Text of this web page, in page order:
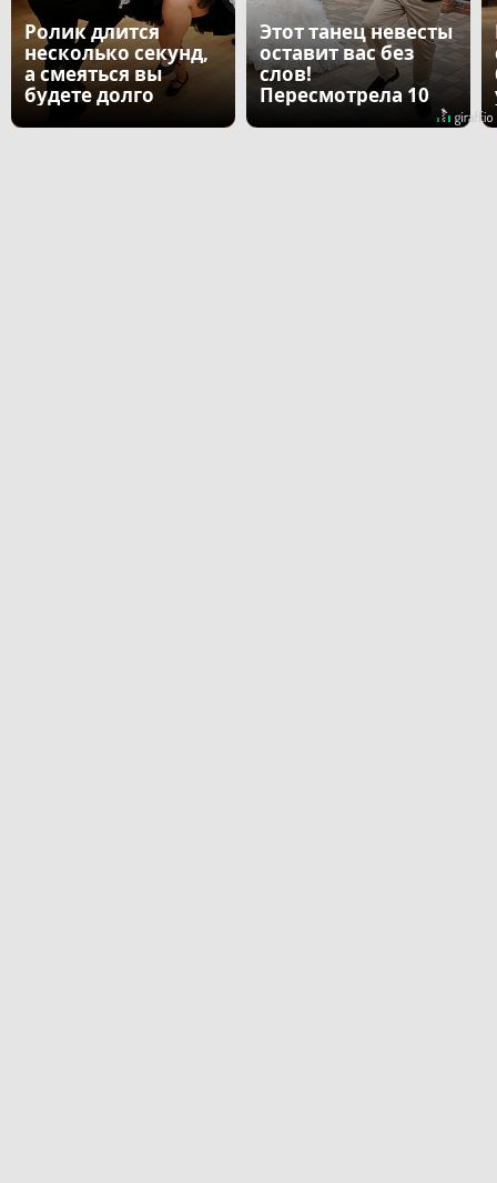
Ролик длится
несколько секунд,
а смеяться вы
будете долго
Этот танец невесты
оставит вас без
слов!
Пересмотрела 10